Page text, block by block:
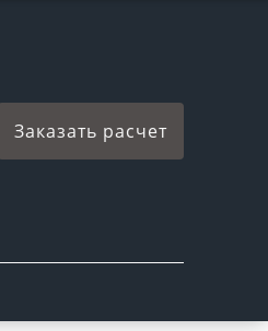
Заказать расчет